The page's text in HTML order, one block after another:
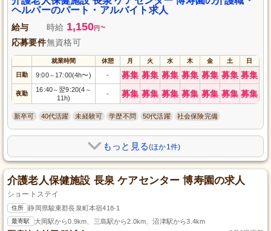
環境で利用者さまのお手伝いをしながら、やりがいを感じられるお仕事で
す。あなたのご応募をお待ちしております。
ヘルパーのパート・アルバイト求人
給与 時給 1,150円 ~
応募要件無資格可
就業時間 休憩 月 火 水 木 金 土 日
日勤 9:00～ 17:00(4h〜) - 募集 募集 募集 募集 募集 募集 募集
夜勤
16:40～翌9:20(4 ～
11h)
- 募集 募集 募集 募集 募集 募集 募集
新卒可 40代活躍 未経験可 学歴不問 50代活躍 社会保険完備
もっと見る(ほか1件)
介護老人保健施設 長泉 ケアセンター 博寿園の求人
ショートステイ
住所 静岡県駿東郡長泉町本宿418-1
最寄駅 大岡駅から0.9km、三島駅から2.0km、沼津駅から3.4km